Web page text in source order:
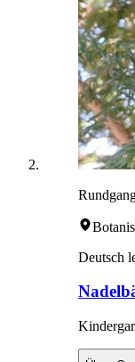
Deutsch